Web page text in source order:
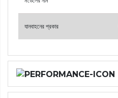
যানবাহনের প্রকার